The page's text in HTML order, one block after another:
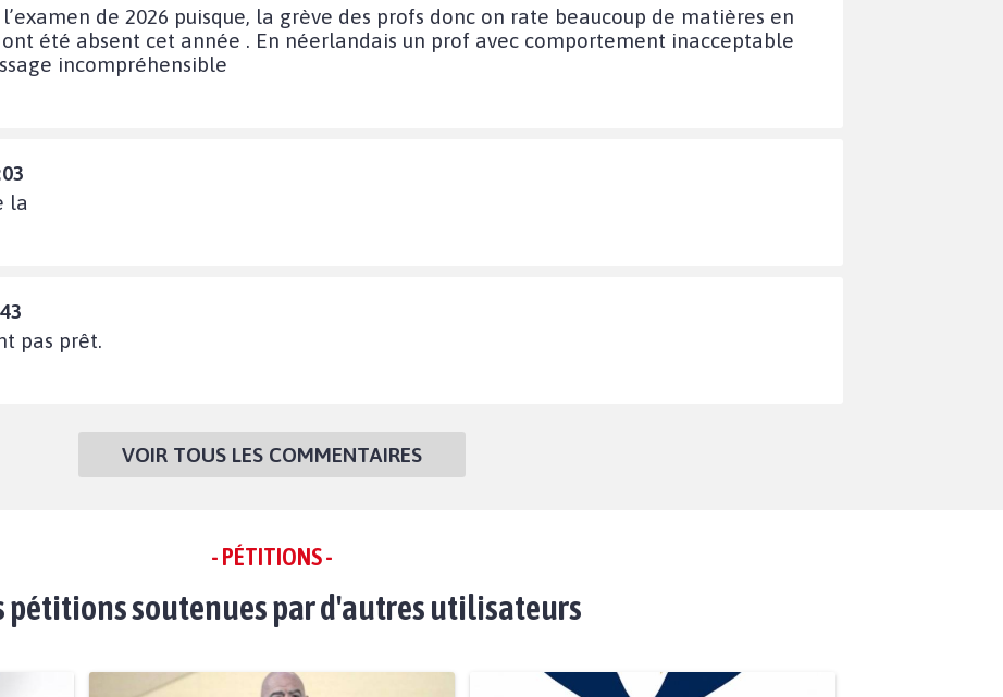
de 2026 puisque, la grève des profs donc on rate beaucoup de matières en
été absent cet année . En néerlandais un prof avec comportement inacceptable
incompréhensible
la
pas prêt.
VOIR TOUS LES COMMENTAIRES
- PÉTITIONS -
pétitions soutenues par d'autres utilisateurs